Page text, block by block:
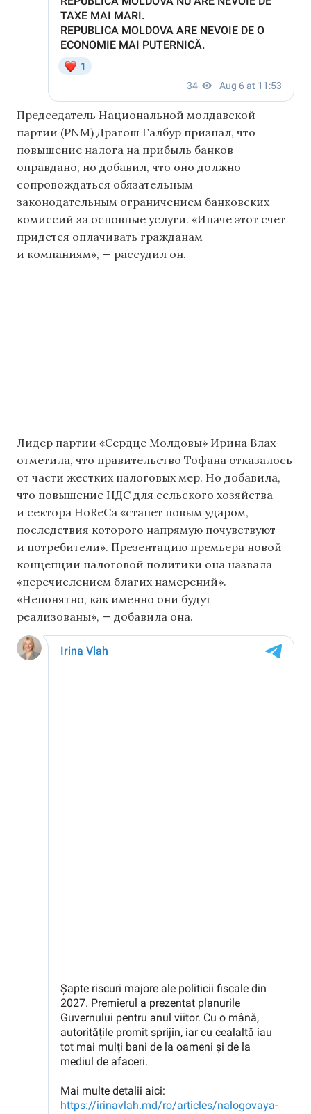
Председатель Национальной молдавской
партии (PNM) Драгош Галбур признал, что
повышение налога на прибыль банков
оправдано, но добавил, что оно должно
сопровождаться обязательным
законодательным ограничением банковских
комиссий за основные услуги. «Иначе этот счет
придется оплачивать гражданам
и компаниям», — рассудил он.
Лидер партии «Сердце Молдовы» Ирина Влах
отметила, что правительство Тофана отказалось
от части жестких налоговых мер. Но добавила,
что повышение НДС для сельского хозяйства
и сектора HoReCa «станет новым ударом,
последствия которого напрямую почувствуют
и потребители». Презентацию премьера новой
концепции налоговой политики она назвала
«перечислением благих намерений».
«Непонятно, как именно они будут
реализованы», — добавила она.